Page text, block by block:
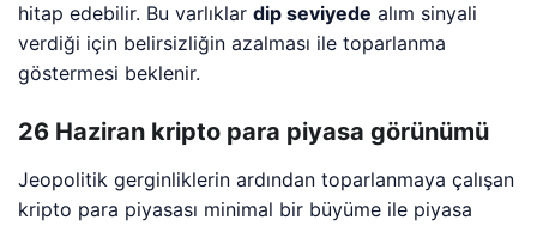
hitap edebilir. Bu varlıklardip seviyede alım sinyali
verdiği için belirsizliğin azalması ile toparlanma
göstermesi beklenir.
26 Haziran kripto para piyasa görünümü
Jeopolitik gerginliklerin ardından toparlanmaya çalışan
kripto para piyasası minimal bir büyüme ile piyasa